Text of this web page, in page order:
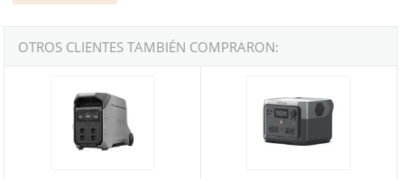
OTROS CLIENTES TAMBIÉN COMPRARON: